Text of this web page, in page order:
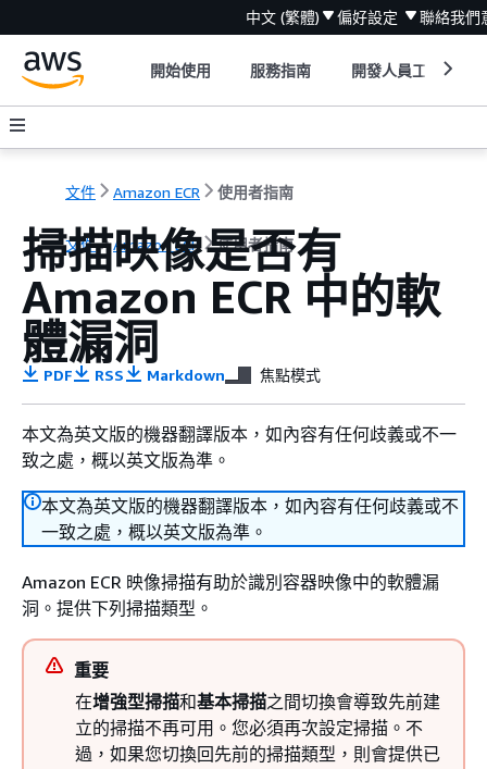
中文 (繁體) 偏好設定 聯絡我們
開始使用 服務指南 開發人員工具
文件 Amazon ECR 使用者指南
文件 Amazon ECR 使用者指南
掃描映像是否有
Amazon ECR 中的軟
體漏洞
PDF RSS Markdown 焦點模式
本文為英文版的機器翻譯版本，如內容有任何歧義或不一
致之處，概以英文版為準。
本文為英文版的機器翻譯版本，如內容有任何歧義或不
一致之處，概以英文版為準。
Amazon ECR 映像掃描有助於識別容器映像中的軟體漏
洞。提供下列掃描類型。
重要
在增強型掃描和基本掃描之間切換會導致先前建
立的掃描不再可用。您必須再次設定掃描。不
過，如果您切換回先前的掃描類型，則會提供已